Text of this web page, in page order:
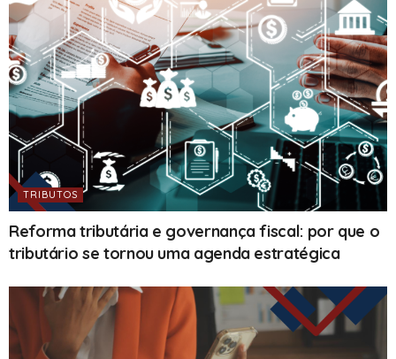
TRIBUTOS
Reforma tributária e governança fiscal: por que o
tributário se tornou uma agenda estratégica